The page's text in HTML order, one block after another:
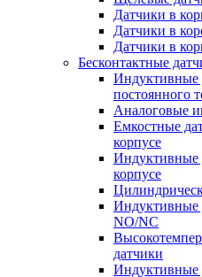
Датчики в
Датчики в
Датчики в
Бесконтактные
Индуктивные
постоянного
Аналоговые
Емкостные
корпусе
Индуктивные
корпусе
Индуктивные
NO/NC
датчики
Индуктивные